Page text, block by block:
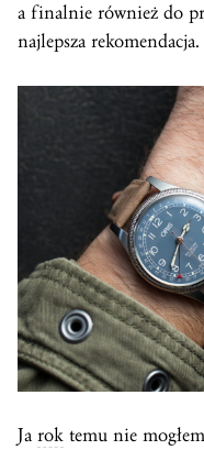
a finalnie również do
najlepsza rekomendacja.
Ja rok temu nie